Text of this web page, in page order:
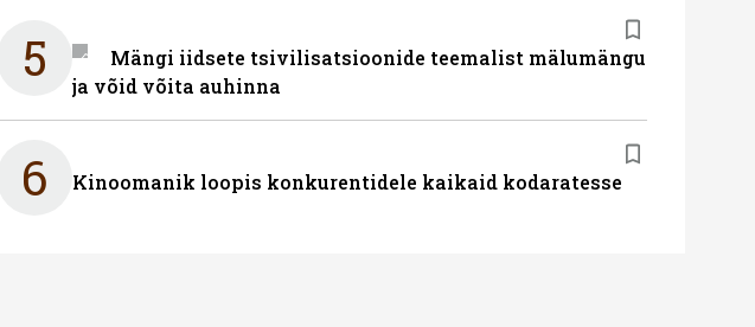
5
Mängi iidsete tsivilisatsioonide teemalist mälumängu
ja võid võita auhinna
6 Kinoomanik loopis konkurentidele kaikaid kodaratesse